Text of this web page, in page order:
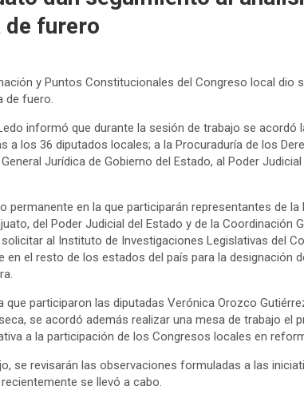
de furero
y Puntos Constitucionales del Congreso local dio
de fuero.
informó que durante la sesión de trabajo se acordó
a los 36 diputados locales; a la Procuraduría de los
Jurídica de Gobierno del Estado, al Poder
permanente en la que participarán representantes de la
del Poder Judicial del Estado y de la Coordinación
al Instituto de Investigaciones Legislativas del
el resto de los estados del país para la designación
que participaron las diputadas Verónica Orozco
se acordó además realizar una mesa de trabajo el
a la participación de los Congresos locales en
se revisarán las observaciones formuladas a las
se llevó a cabo.